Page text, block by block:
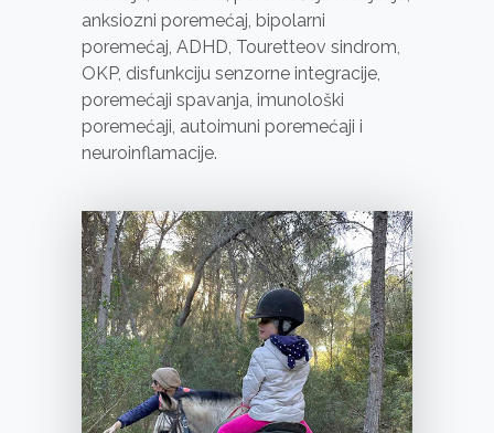
anksiozni poremećaj, bipolarni
poremećaj, ADHD, Touretteov sindrom,
OKP, disfunkciju senzorne integracije,
poremećaji spavanja, imunološki
poremećaji, autoimuni poremećaji i
neuroinflamacije.
potrebni za
funkcioniranje
web stranice.
poboljšali
funkcionalnost
i strukturu
web stranice,
na osnovu
načina na koji
se web
stranica
koristi.